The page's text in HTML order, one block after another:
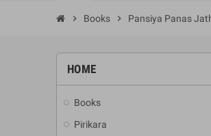
chevron_right Books chevron_right Pansiya Panas
HOME
Books
Pirikara